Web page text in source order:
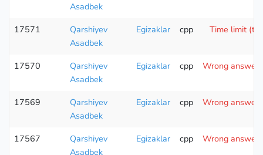
Asadbek
17571
Qarshiyev
Asadbek
Egizaklar cpp Time limit
17570
Qarshiyev
Asadbek
Egizaklar cpp Wrong answer
17569
Qarshiyev
Asadbek
Egizaklar cpp Wrong answer
17567
Qarshiyev
Asadbek
Egizaklar cpp Wrong answer